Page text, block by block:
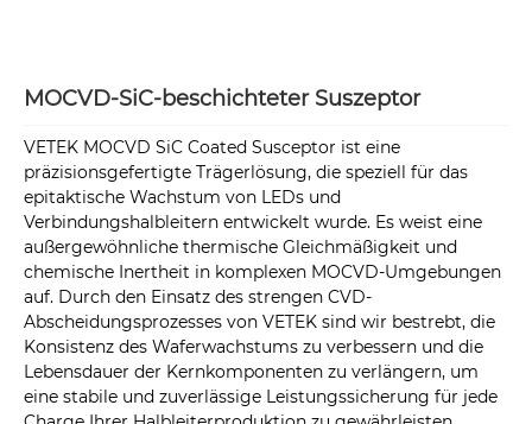
MOCVD-SiC-beschichteter Suszeptor
VETEK MOCVD SiC Coated Susceptor ist eine
präzisionsgefertigte Trägerlösung, die speziell für das
epitaktische Wachstum von LEDs und
Verbindungshalbleitern entwickelt wurde. Es weist eine
außergewöhnliche thermische Gleichmäßigkeit und
chemische Inertheit in komplexen MOCVD-Umgebungen
auf. Durch den Einsatz des strengen CVD-
Abscheidungsprozesses von VETEK sind wir bestrebt, die
Konsistenz des Waferwachstums zu verbessern und die
Lebensdauer der Kernkomponenten zu verlängern, um
eine stabile und zuverlässige Leistungssicherung für jede